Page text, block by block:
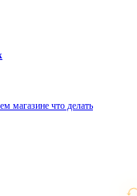
магазине что делать